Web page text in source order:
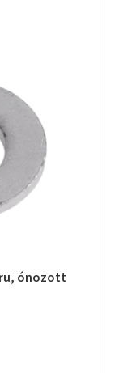
ónozott